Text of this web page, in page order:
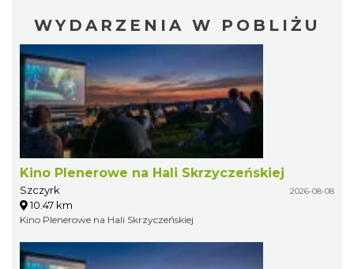
WYDARZENIA W POBLIŻU
Kino Plenerowe na Hali Skrzyczeńskiej
Szczyrk 2026-08-08
10.47 km
Kino Plenerowe na Hali Skrzyczeńskiej